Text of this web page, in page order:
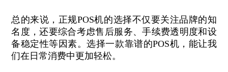
总的来说，正规POS机的选择不仅要关注品牌的知
名度，还要综合考虑售后服务、手续费透明度和设
备稳定性等因素。选择一款靠谱的POS机，能让我
们在日常消费中更加轻松。